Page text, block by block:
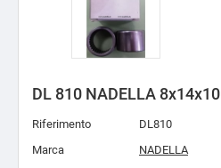
DL 810 NADELLA 8x14x10
Riferimento
DL810
Marca
NADELLA